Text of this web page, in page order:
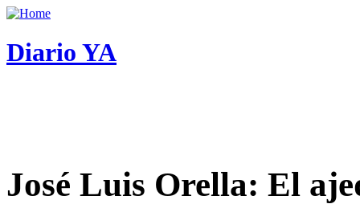
Diario YA
José Luis Orella: El